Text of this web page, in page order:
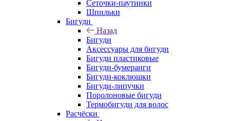
Сеточки-паутинки
Шпильки
Бигуди
Назад
Бигуди
Аксессуары для бигуди
Бигуди пластиковые
Бигуди-бумеранги
Бигуди-коклюшки
Бигуди-липучки
Поролоновые бигуди
Термобигуди для волос
Расчёски